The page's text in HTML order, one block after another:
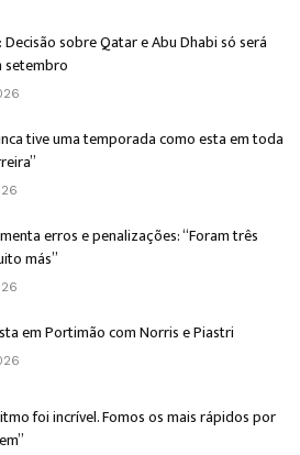
sobre Qatar e Abu Dhabi só será
setembro
tive uma temporada como esta em toda
erros e penalizações: “Foram três
más”
em Portimão com Norris e Piastri
foi incrível. Fomos os mais rápidos por